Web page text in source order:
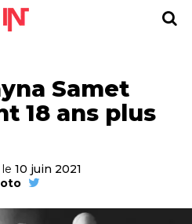
Samet
18 ans plus
le 10 juin 2021